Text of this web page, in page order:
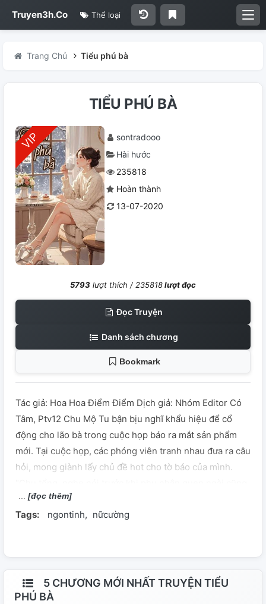
Truyen3h.Co Thể loại
Trang Chủ Tiểu phú bà
TIỂU PHÚ BÀ
sontradooo
Hài hước
235818
Hoàn thành
13-07-2020
5793 lượt thích /235818lượt đọc
Đọc Truyện
Danh sách chương
Bookmark
Tác giả: Hoa Hoa Điểm Điểm Dịch giả: Nhóm Editor Có
Tâm, Ptv12 Chu Mộ Tu bận bịu nghĩ khẩu hiệu để cổ
động cho lão bà trong cuộc họp báo ra mắt sản phẩm
mới. Tại cuộc họp, các phóng viên tranh nhau đưa ra câu
hỏi, mong giành lấy chủ đề hot cho tờ báo của mình.
đã là người rất giàu có?" Chu Mộ Tu cười: "Cô ấy vẫn
luôn là phú bà." Phóng viên tò mò: "Trong nhà ngài ai
[đọc thêm]
Tags: ngontinh nữcường
5 CHƯƠNG MỚI NHẤT TRUYỆN TIỂU
PHÚ BÀ